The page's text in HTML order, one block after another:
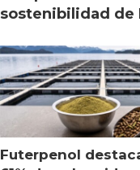
sostenibilidad de
Futerpenol